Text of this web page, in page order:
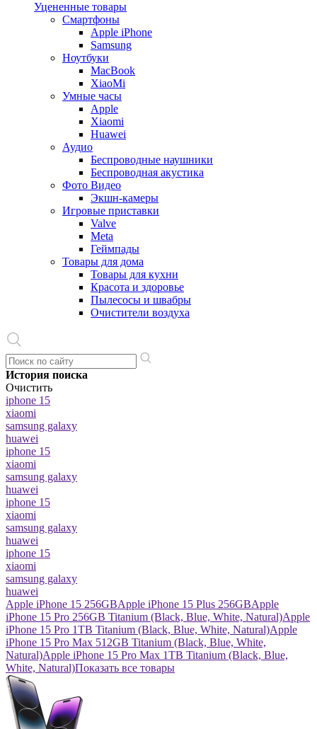
Уцененные товары
Cмартфоны
Apple iPhone
Samsung
Ноутбуки
MacBook
XiaoMi
Умные часы
Apple
Xiaomi
Huawei
Аудио
Беспроводные наушники
Беспроводная акустика
Фото Видео
Экшн-камеры
Игровые приставки
Valve
Meta
Геймпады
Товары для дома
Товары для кухни
Красота и здоровье
Пылесосы и швабры
Очистители воздуха
История поиска
Очистить
iphone 15
xiaomi
samsung galaxy
huawei
iphone 15
xiaomi
samsung galaxy
huawei
iphone 15
xiaomi
samsung galaxy
huawei
iphone 15
xiaomi
samsung galaxy
huawei
Apple iPhone 15 256GBApple iPhone 15 Plus 256GBApple
iPhone 15 Pro 256GB Titanium (Black, Blue, White, Natural)Apple
iPhone 15 Pro 1TB Titanium (Black, Blue, White, Natural)Apple
iPhone 15 Pro Max 512GB Titanium (Black, Blue, White,
Natural)Apple iPhone 15 Pro Max 1TB Titanium (Black, Blue,
White, Natural)Показать все товары